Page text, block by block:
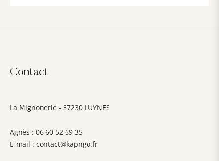
Contact
La Mignonerie - 37230 LUYNES
Agnès : 06 60 52 69 35
E-mail : contact@kapngo.fr